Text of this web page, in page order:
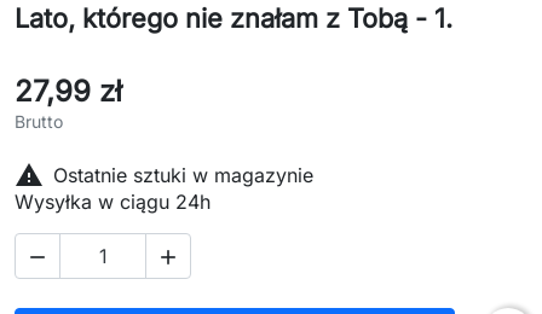
Lato, którego nie znałam z Tobą - 1.
27,99 zł
Brutto
 Ostatnie sztuki w magazynie
Wysyłka w ciągu 24h
 